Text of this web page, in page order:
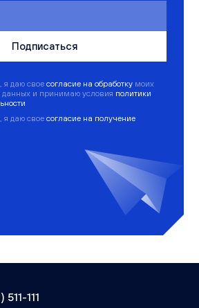
Подписаться
я даю свое согласие на обработку моих
данных и принимаю условия политики
я даю свое согласие на получение
111